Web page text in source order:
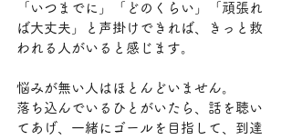
「いつまでに」「どのくらい」「頑張れ
ば大丈夫」と声掛けできれば、きっと救
われる人がいると感じます。
悩みが無い人はほとんどいません。
落ち込んでいるひとがいたら、話を聴い
てあげ、一緒にゴールを目指して、到達